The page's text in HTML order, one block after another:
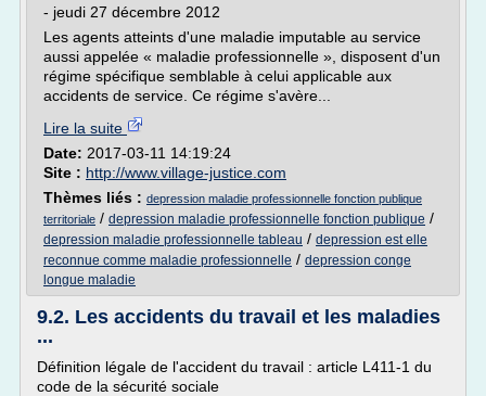
- jeudi 27 décembre 2012
Les agents atteints d'une maladie imputable au service
aussi appelée « maladie professionnelle », disposent d'un
régime spécifique semblable à celui applicable aux
accidents de service. Ce régime s'avère...
Lire la suite
Date: 2017-03-11 14:19:24
Site : http://www.village-justice.com
Thèmes liés : depression maladie professionnelle fonction publique
territoriale / depression maladie professionnelle fonction publique /
depression maladie professionnelle tableau / depression est elle
reconnue comme maladie professionnelle / depression conge
longue maladie
9.2. Les accidents du travail et les maladies
...
Définition légale de l'accident du travail : article L411-1 du
code de la sécurité sociale